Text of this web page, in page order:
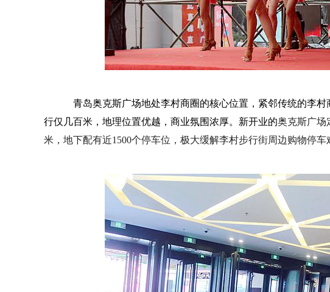
青岛奥克斯广场地处李村商圈的核心位置，紧邻传统的李
行仅几百米，地理位置优越，商业氛围浓厚。新开业的奥克斯广场
米，地下配有近1500个停车位，极大缓解李村步行街周边购物停车